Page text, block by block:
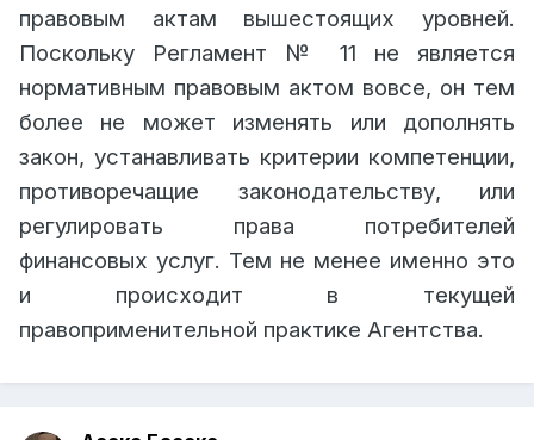
правовым актам вышестоящих уровней.
Поскольку Регламент № 11 не является
нормативным правовым актом вовсе, он тем
более не может изменять или дополнять
закон, устанавливать критерии компетенции,
противоречащие законодательству, или
регулировать права потребителей
финансовых услуг. Тем не менее именно это
и происходит в текущей
правоприменительной практике Агентства.